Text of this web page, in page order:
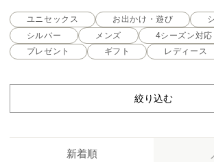
ユニセックス お出かけ・遊び
シルバー
メンズ
4シーズン対応
プレゼント
ギフト レディース
絞り込む
新着順